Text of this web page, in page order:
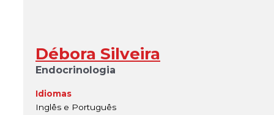
Débora Silveira
Endocrinologia
Idiomas
Inglês e Português